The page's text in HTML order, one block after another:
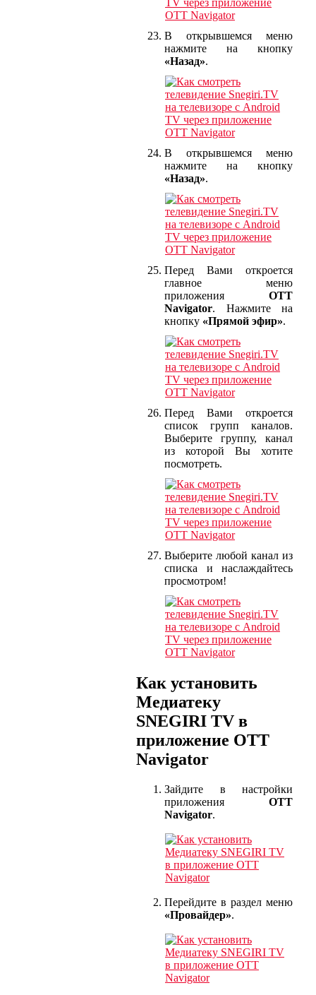
В открывшемся меню
нажмите на кнопку
«Назад».
В открывшемся меню
нажмите на кнопку
«Назад».
Перед Вами откроется
главное меню
приложения OTT
Navigator. Нажмите на
кнопку «Прямой эфир».
Перед Вами откроется
список групп каналов.
Выберите группу, канал
из которой Вы хотите
посмотреть.
Выберите любой канал из
списка и наслаждайтесь
просмотром!
Как установить
Медиатеку
SNEGIRI TV в
приложение OTT
Navigator
Зайдите в настройки
приложения OTT
Navigator.
Перейдите в раздел меню
«Провайдер».